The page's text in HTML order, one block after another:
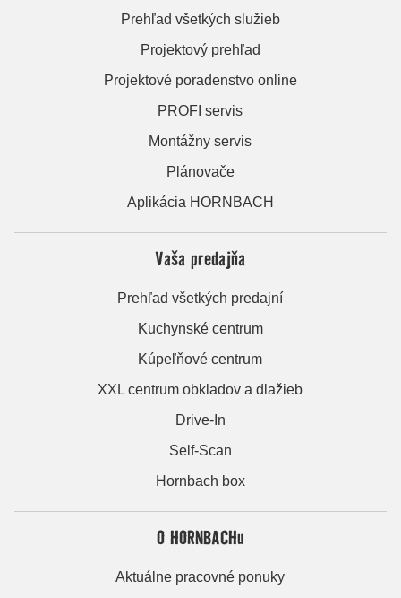
Prehľad všetkých služieb
Projektový prehľad
Projektové poradenstvo online
PROFI servis
Montážny servis
Plánovače
Aplikácia HORNBACH
Vaša predajňa
Prehľad všetkých predajní
Kuchynské centrum
Kúpeľňové centrum
XXL centrum obkladov a dlažieb
Drive-In
Self-Scan
Hornbach box
O HORNBACHu
Aktuálne pracovné ponuky